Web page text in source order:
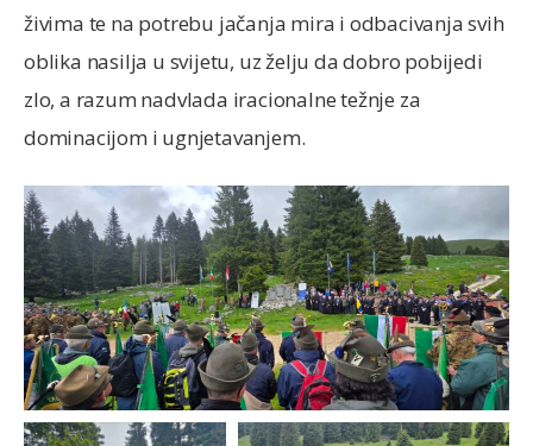
živima te na potrebu jačanja mira i odbacivanja svih
oblika nasilja u svijetu, uz želju da dobro pobijedi
zlo, a razum nadvlada iracionalne težnje za
dominacijom i ugnjetavanjem.